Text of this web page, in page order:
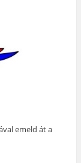
emeld át a